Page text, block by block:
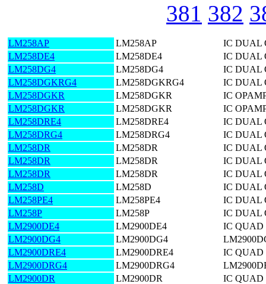
381 382
LM258AP LM258AP
IC DUAL
LM258DE4
LM258DE4
IC DUAL
LM258DG4
LM258DG4
IC DUAL
LM258DGKRG4
LM258DGKRG4
IC DUAL
LM258DGKR
LM258DGKR
IC
LM258DGKR
LM258DGKR
IC
LM258DRE4
LM258DRE4
IC DUAL
LM258DRG4
LM258DRG4
IC DUAL
LM258DR
LM258DR
IC DUAL
LM258DR
LM258DR
IC DUAL
LM258DR
LM258DR
IC DUAL
LM258D
LM258D
IC DUAL
LM258PE4
LM258PE4
IC DUAL
LM258P
LM258P
IC DUAL
LM2900DE4
LM2900DE4
IC QUAD
LM2900DG4
LM2900DG4
LM2900DRE4
LM2900DRE4
IC QUAD
LM2900DRG4
LM2900DRG4
LM2900DR
LM2900DR
IC QUAD